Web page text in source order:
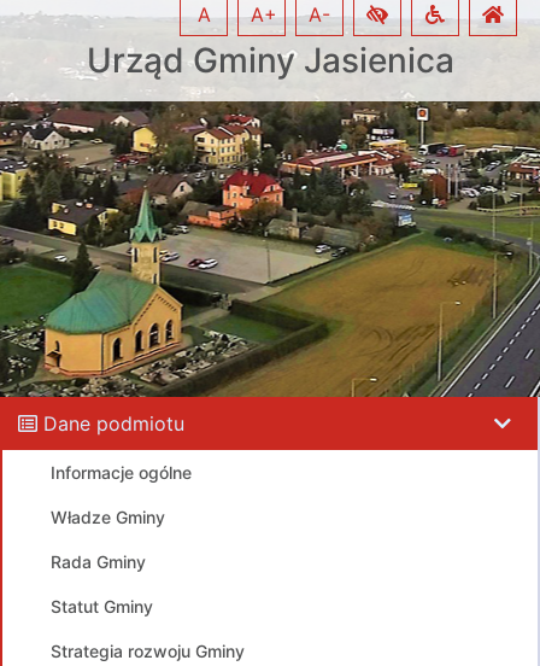
Urząd Gminy Jasienica
A A+ A-
Dane podmiotu
Informacje ogólne
Władze Gminy
Rada Gminy
Statut Gminy
Strategia rozwoju Gminy